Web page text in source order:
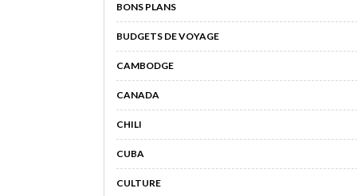
BONS PLANS
BUDGETS DE VOYAGE
CAMBODGE
CANADA
CHILI
CUBA
CULTURE